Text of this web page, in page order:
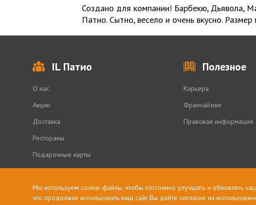
Создано для компании! Барбекю, Дьявола,
Патио. Сытно, весело и очень вкусно.
IL Патио
О нас
Акции
Доставка
Рестораны
Подарочные карты
Полезное
Карьера
Франчайзинг
Правовая информация
Мы используем cookie-файлы, чтобы постоянно улучшать и обновлять
что продолжая использовать наш сайт Вы даёте согласие на